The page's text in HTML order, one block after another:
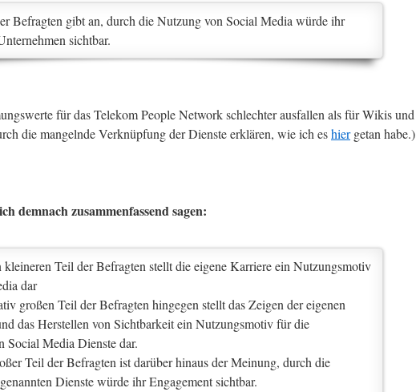
Befragten gibt an, durch die Nutzung von Social Media würde ihr
sichtbar.
für das Telekom People Network schlechter ausfallen als für Wikis und
die mangelnde Verknüpfung der Dienste erklären, wie ich eshiergetan habe.)
demnach zusammenfassend sagen:
Teil der Befragten stellt die eigene Karriere ein Nutzungsmotiv
dar
großen Teil der Befragten hingegen stellt das Zeigen der eigenen
das Herstellen von Sichtbarkeit ein Nutzungsmotiv für die
Social Media Dienste dar.
Teil der Befragten ist darüber hinaus der Meinung, durch die
Dienste würde ihr Engagement sichtbar.